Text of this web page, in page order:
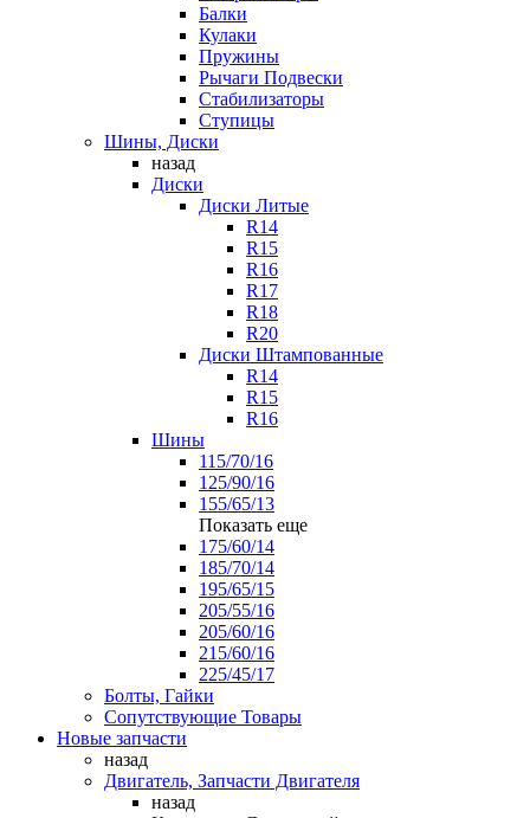
Балки
Кулаки
Пружины
Рычаги Подвески
Стабилизаторы
Ступицы
Шины, Диски
назад
Диски
Диски Литые
R14
R15
R16
R17
R18
R20
Диски Штампованные
R14
R15
R16
Шины
115/70/16
125/90/16
155/65/13
Показать еще
175/60/14
185/70/14
195/65/15
205/55/16
205/60/16
215/60/16
225/45/17
Болты, Гайки
Сопутствующие Товары
Новые запчасти
назад
Двигатель, Запчасти Двигателя
назад